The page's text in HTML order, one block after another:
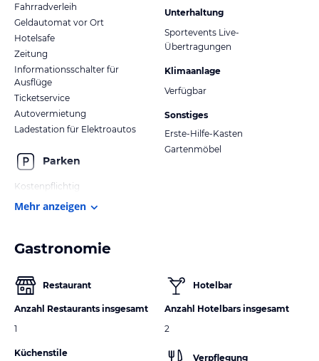
Fahrradverleih
Geldautomat vor Ort
Hotelsafe
Zeitung
Informationsschalter für
Ausflüge
Ticketservice
Autovermietung
Ladestation für Elektroautos
Parken
Kostenpflichtig
Unterhaltung
Sportevents Live-
Übertragungen
Klimaanlage
Verfügbar
Sonstiges
Erste-Hilfe-Kasten
Gartenmöbel
Mehr anzeigen
Gastronomie
Restaurant
Anzahl Restaurants insgesamt
1
Küchenstile
Hotelbar
Anzahl Hotelbars insgesamt
2
Verpflegung